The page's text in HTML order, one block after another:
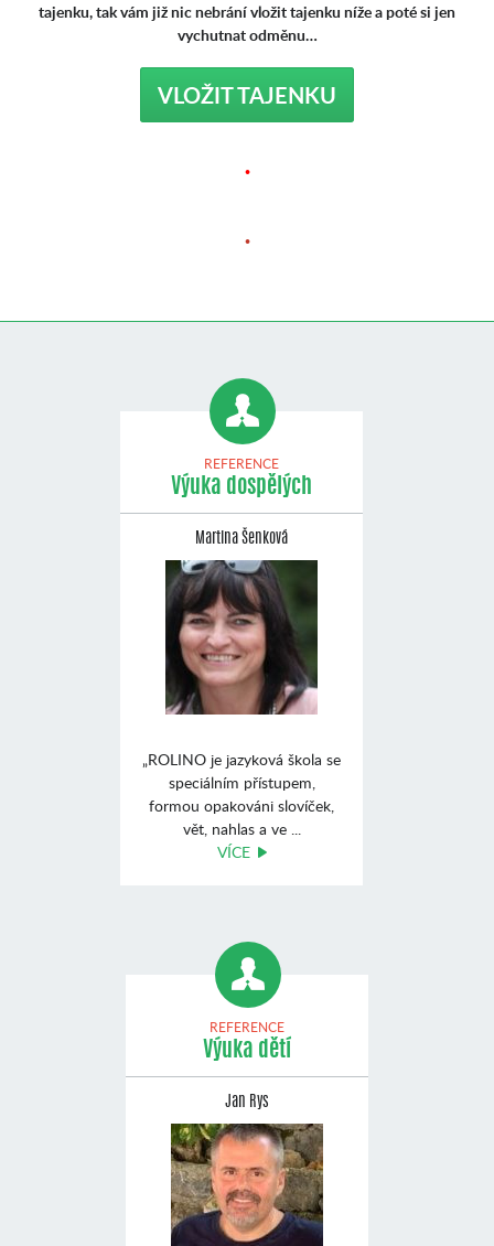
tajenku, tak vám již nic nebrání vložit tajenku níže a poté si jen
vychutnat odměnu…
VLOŽIT TAJENKU
.
.
REFERENCE
Výuka dospělých
Martina Šenková
„ROLINO je jazyková škola se
speciálním přístupem,
formou opakováni slovíček,
vět, nahlas a ve ...
VÍCE
REFERENCE
Výuka dětí
Jan Rys